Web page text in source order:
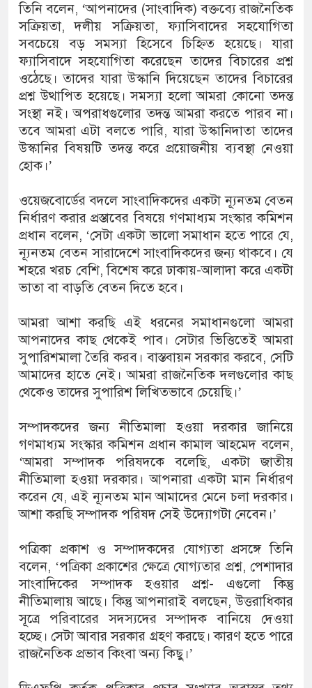
তিনি বলেন, ‘আপনাদের (সাংবাদিক) বক্তব্যে রাজনৈতিক
সক্রিয়তা, দলীয় সক্রিয়তা, ফ্যাসিবাদের সহযোগিতা
সবচেয়ে বড় সমস্যা হিসেবে চিহ্নিত হয়েছে। যারা
ফ্যাসিবাদে সহযোগিতা করেছেন তাদের বিচারের প্রশ্ন
ওঠেছে। তাদের যারা উস্কানি দিয়েছেন তাদের বিচারের
প্রশ্ন উত্থাপিত হয়েছে। সমস্যা হলো আমরা কোনো তদন্ত
সংস্থা নই। অপরাধগুলোর তদন্ত আমরা করতে পারব না।
তবে আমরা এটা বলতে পারি, যারা উস্কানিদাতা তাদের
উস্কানির বিষয়টি তদন্ত করে প্রয়োজনীয় ব্যবস্থা নেওয়া
হোক।’
ওয়েজবোর্ডের বদলে সাংবাদিকদের একটা ন্যূনতম বেতন
নির্ধারণ করার প্রস্তাবের বিষয়ে গণমাধ্যম সংস্কার কমিশন
প্রধান বলেন, ‘সেটা একটা ভালো সমাধান হতে পারে যে,
ন্যূনতম বেতন সারাদেশে সাংবাদিকদের জন্য থাকবে। যে
শহরে খরচ বেশি, বিশেষ করে ঢাকায়-আলাদা করে একটা
ভাতা বা বাড়তি বেতন দিতে হবে।
আমরা আশা করছি এই ধরনের সমাধানগুলো আমরা
আপনাদের কাছ থেকেই পাব। সেটার ভিত্তিতেই আমরা
সুপারিশমালা তৈরি করব। বাস্তবায়ন সরকার করবে, সেটি
আমাদের হাতে নেই। আমরা রাজনৈতিক দলগুলোর কাছ
থেকেও তাদের সুপারিশ লিখিতভাবে চেয়েছি।’
সম্পাদকদের জন্য নীতিমালা হওয়া দরকার জানিয়ে
গণমাধ্যম সংস্কার কমিশন প্রধান কামাল আহমেদ বলেন,
‘আমরা সম্পাদক পরিষদকে বলেছি, একটা জাতীয়
নীতিমালা হওয়া দরকার। আপনারা একটা মান নির্ধারণ
করেন যে, এই ন্যূনতম মান আমাদের মেনে চলা দরকার।
আশা করছি সম্পাদক পরিষদ সেই উদ্যোগটা নেবেন।’
পত্রিকা প্রকাশ ও সম্পাদকদের যোগ্যতা প্রসঙ্গে তিনি
বলেন, ‘পত্রিকা প্রকাশের ক্ষেত্রে যোগ্যতার প্রশ্ন, পেশাদার
সাংবাদিকের সম্পাদক হওয়ার প্রশ্ন- এগুলো কিন্তু
নীতিমালায় আছে। কিন্তু আপনারাই বলছেন, উত্তরাধিকার
সূত্রে পরিবারের সদস্যদের সম্পাদক বানিয়ে দেওয়া
হচ্ছে। সেটা আবার সরকার গ্রহণ করছে। কারণ হতে পারে
রাজনৈতিক প্রভাব কিংবা অন্য কিছু।’